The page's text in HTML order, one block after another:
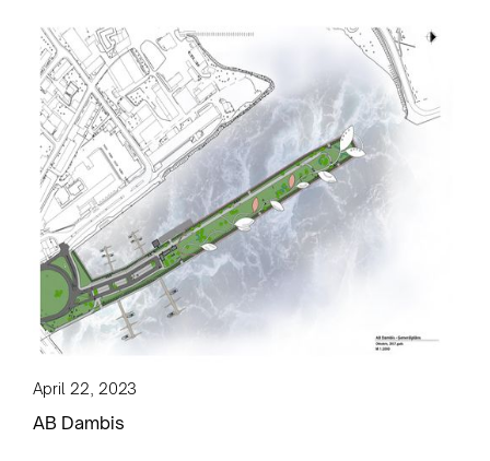
April 22, 2023
AB Dambis